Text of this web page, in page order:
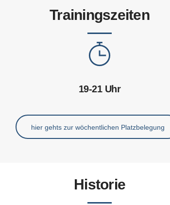
Trainingszeiten
19-21 Uhr
hier gehts zur wöchentlichen Platzbelegung
Historie